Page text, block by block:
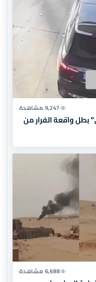
9,247 مشاهدة
بطل واقعة الفرار من
6,688 مشاهدة